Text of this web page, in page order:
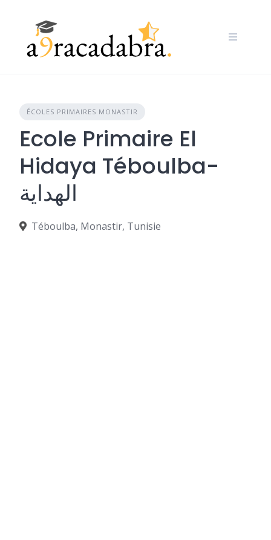
ÉCOLES PRIMAIRES MONASTIR
Ecole Primaire El
Hidaya Téboulba-
الهداية
Téboulba, Monastir, Tunisie